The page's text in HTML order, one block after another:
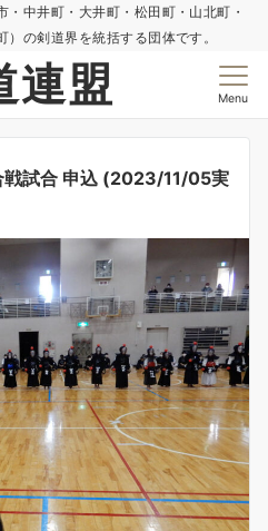
中井町・大井町・松田町・山北町・
の剣道界を統括する団体です。
連盟 Menu
戦試合 申込 (2023/11/05実